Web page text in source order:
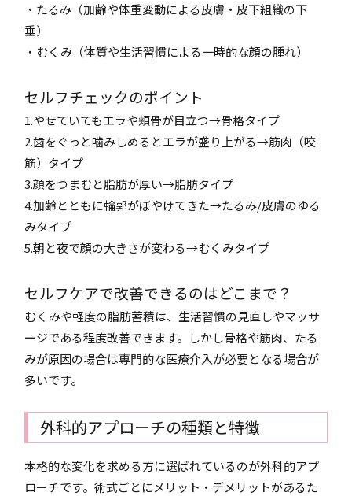
・たるみ（加齢や体重変動による皮膚・皮下組織の下
垂）
・むくみ（体質や生活習慣による一時的な顔の腫れ）
セルフチェックのポイント
1.やせていてもエラや頬骨が目立つ→骨格タイプ
2.歯をぐっと噛みしめるとエラが盛り上がる→筋肉（咬
筋）タイプ
3.顔をつまむと脂肪が厚い→脂肪タイプ
4.加齢とともに輪郭がぼやけてきた→たるみ/皮膚のゆる
みタイプ
5.朝と夜で顔の大きさが変わる→むくみタイプ
セルフケアで改善できるのはどこまで？
むくみや軽度の脂肪蓄積は、生活習慣の見直しやマッサ
ージである程度改善できます。しかし骨格や筋肉、たる
みが原因の場合は専門的な医療介入が必要となる場合が
多いです。
外科的アプローチの種類と特徴
本格的な変化を求める方に選ばれているのが外科的アプ
ローチです。術式ごとにメリット・デメリットがあるた